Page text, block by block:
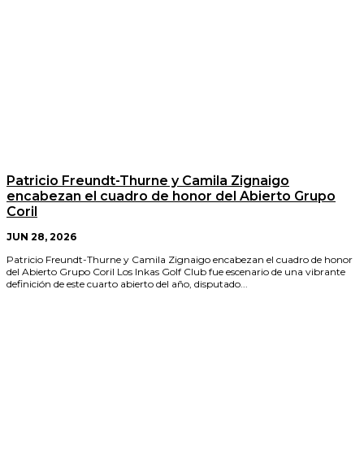
Patricio Freundt-Thurne y Camila Zignaigo
encabezan el cuadro de honor del Abierto Grupo
Coril
JUN 28, 2026
Patricio Freundt-Thurne y Camila Zignaigo encabezan el cuadro de honor
del Abierto Grupo Coril Los Inkas Golf Club fue escenario de una vibrante
definición de este cuarto abierto del año, disputado...